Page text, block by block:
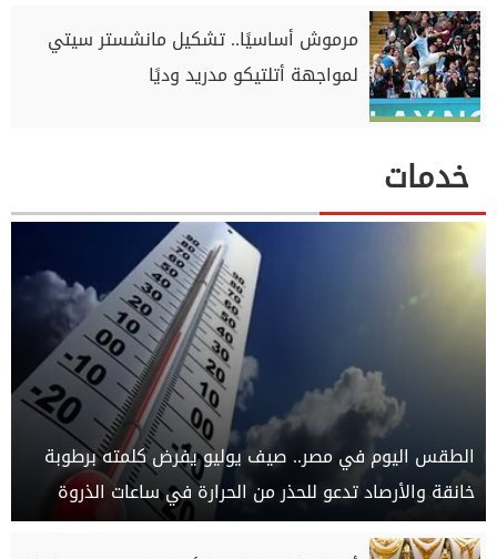
مرموش أساسيًا.. تشكيل مانشستر سيتي
لمواجهة أتلتيكو مدريد وديًا
خدمات
الطقس اليوم في مصر.. صيف يوليو يفرض كلمته برطوبة
خانقة والأرصاد تدعو للحذر من الحرارة في ساعات الذروة